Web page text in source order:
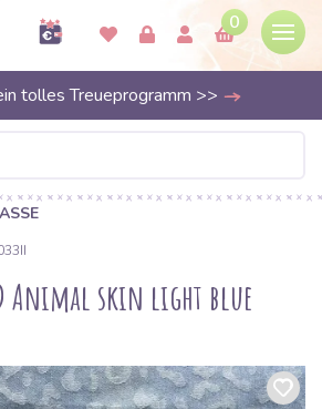
0
tolles Treueprogramm >>
Animal skin light blue